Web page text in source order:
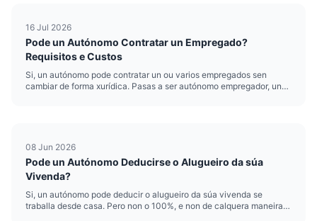
16 Jul 2026
Pode un Autónomo Contratar un Empregado?
Requisitos e Custos
Si, un autónomo pode contratar un ou varios empregados sen
cambiar de forma xurídica. Pasas a ser autónomo empregador, unha
08 Jun 2026
Pode un Autónomo Deducirse o Alugueiro da súa
Vivenda?
Si, un autónomo pode deducir o alugueiro da súa vivenda se
traballa desde casa. Pero non o 100%, e non de calquera maneira.